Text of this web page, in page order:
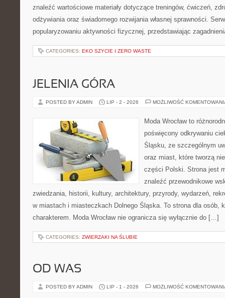
znaleźć wartościowe materiały dotyczące treningów, ćwiczeń,
odżywiania oraz świadomego rozwijania własnej sprawności.
popularyzowaniu aktywności fizycznej, przedstawiając
CATEGORIES: EKO SZYCIE I ZERO WASTE
JELENIA GÓRA
POSTED BY ADMIN LIP - 2 - 2026 MOŻLIWOŚĆ
Moda Wrocław to
poświęcony odkrywaniu
Śląsku, ze szczególnym
oraz miast, które tworzą
części Polski. Strona jest
znaleźć przewodnikowe
zwiedzania, historii, kultury, architektury, przyrody, wydarzeń,
w miastach i miasteczkach Dolnego Śląska. To strona dla osób,
charakterem. Moda Wrocław nie ogranicza się wyłącznie do […]
CATEGORIES: ZWIERZAKI NA ŚLUBIE
OD WAS
POSTED BY ADMIN LIP - 1 - 2026 MOŻLIWOŚĆ